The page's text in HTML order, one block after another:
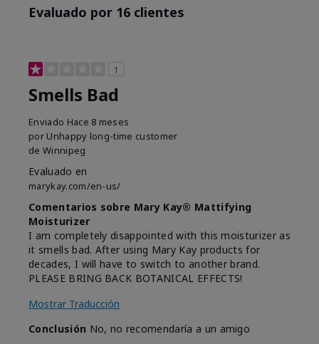
Evaluado por 16 clientes
1
Smells Bad
Enviado Hace 8 meses
por Unhappy long-time customer
de Winnipeg
Evaluado en
marykay.com/en-us/
Comentarios sobre Mary Kay® Mattifying
Moisturizer
I am completely disappointed with this moisturizer as
it smells bad. After using Mary Kay products for
decades, I will have to switch to another brand.
PLEASE BRING BACK BOTANICAL EFFECTS!
Mostrar Traducción
Conclusión No, no recomendaría a un amigo